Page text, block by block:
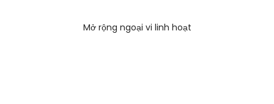
Mở rộng ngoại vi linh hoạt